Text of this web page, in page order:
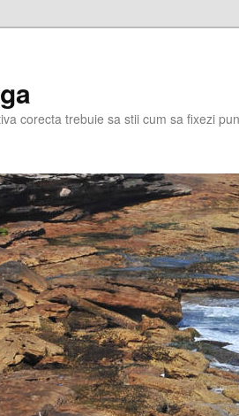
corecta trebuie sa stii cum sa fixezi